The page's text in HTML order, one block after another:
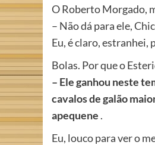
O Roberto Morgado,
– Não dá para ele,
Eu, é claro, estranhei,
Bolas. Por que o
– Ele ganhou neste
cavalos de galão
apequene .
Eu, louco para ver o